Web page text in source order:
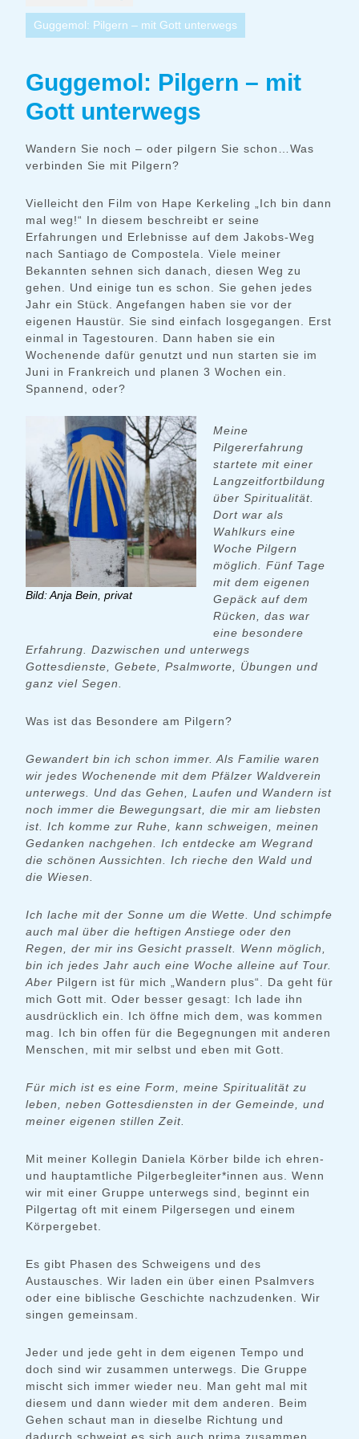
Guggemol: Pilgern – mit Gott unterwegs
Guggemol: Pilgern – mit
Gott unterwegs
Wandern Sie noch – oder pilgern Sie schon…Was
verbinden Sie mit Pilgern?
Vielleicht den Film von Hape Kerkeling „Ich bin dann
mal weg!“ In diesem beschreibt er seine
Erfahrungen und Erlebnisse auf dem Jakobs-Weg
nach Santiago de Compostela. Viele meiner
Bekannten sehnen sich danach, diesen Weg zu
gehen. Und einige tun es schon. Sie gehen jedes
Jahr ein Stück. Angefangen haben sie vor der
eigenen Haustür. Sie sind einfach losgegangen. Erst
einmal in Tagestouren. Dann haben sie ein
Wochenende dafür genutzt und nun starten sie im
Juni in Frankreich und planen 3 Wochen ein.
Spannend, oder?
Bild: Anja Bein, privat
Meine
Pilgererfahrung
startete mit einer
Langzeitfortbildung
über Spiritualität.
Dort war als
Wahlkurs eine
Woche Pilgern
möglich. Fünf Tage
mit dem eigenen
Gepäck auf dem
Rücken, das war
eine besondere
Erfahrung. Dazwischen und unterwegs
Gottesdienste, Gebete, Psalmworte, Übungen und
ganz viel Segen.
Was ist das Besondere am Pilgern?
Gewandert bin ich schon immer. Als Familie waren
wir jedes Wochenende mit dem Pfälzer Waldverein
unterwegs.
Und das Gehen, Laufen und Wandern ist
noch immer die Bewegungsart, die mir am liebsten
ist.
Ich komme zur Ruhe, kann schweigen, meinen
Gedanken nachgehen.
Ich entdecke am Wegrand
die schönen Aussichten.
Ich rieche den Wald und
die Wiesen.
Ich lache mit der Sonne um die Wette.
Und schimpfe
auch mal über die heftigen Anstiege oder den
Regen, der mir ins Gesicht prasselt.
Wenn möglich,
bin ich jedes Jahr auch eine Woche alleine auf Tour.
Aber Pilgern ist für mich „Wandern plus“. Da geht für
mich Gott mit. Oder besser gesagt: Ich lade ihn
ausdrücklich ein. Ich öffne mich dem, was kommen
mag. Ich bin offen für die Begegnungen mit anderen
Menschen, mit mir selbst und eben mit Gott.
Für mich ist es eine Form, meine Spiritualität zu
leben, neben Gottesdiensten in der Gemeinde,
und
meiner eigenen stillen Zeit.
Mit meiner Kollegin Daniela Körber bilde ich ehren-
und hauptamtliche Pilgerbegleiter*innen aus. Wenn
wir mit einer Gruppe unterwegs sind, beginnt ein
Pilgertag oft mit einem Pilgersegen und einem
Körpergebet.
Es gibt Phasen des Schweigens und des
Austausches. Wir laden ein über einen Psalmvers
oder eine biblische Geschichte nachzudenken. Wir
singen gemeinsam.
Jeder und jede geht in dem eigenen Tempo und
doch sind wir zusammen unterwegs. Die Gruppe
mischt sich immer wieder neu. Man geht mal mit
diesem und dann wieder mit dem anderen. Beim
Gehen schaut man in dieselbe Richtung und